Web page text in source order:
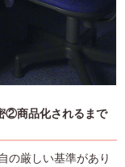
②商品化されるまで
の厳しい基準があり